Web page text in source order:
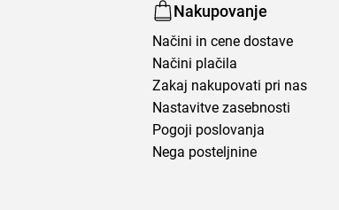
Nakupovanje
Načini in cene dostave
Načini plačila
Zakaj nakupovati pri nas
Nastavitve zasebnosti
Pogoji poslovanja
Nega posteljnine